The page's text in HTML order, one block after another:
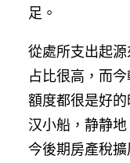
足。
從處所支出起
占比很高，而
額度都很是好
汉小船，静静
今後期房產稅